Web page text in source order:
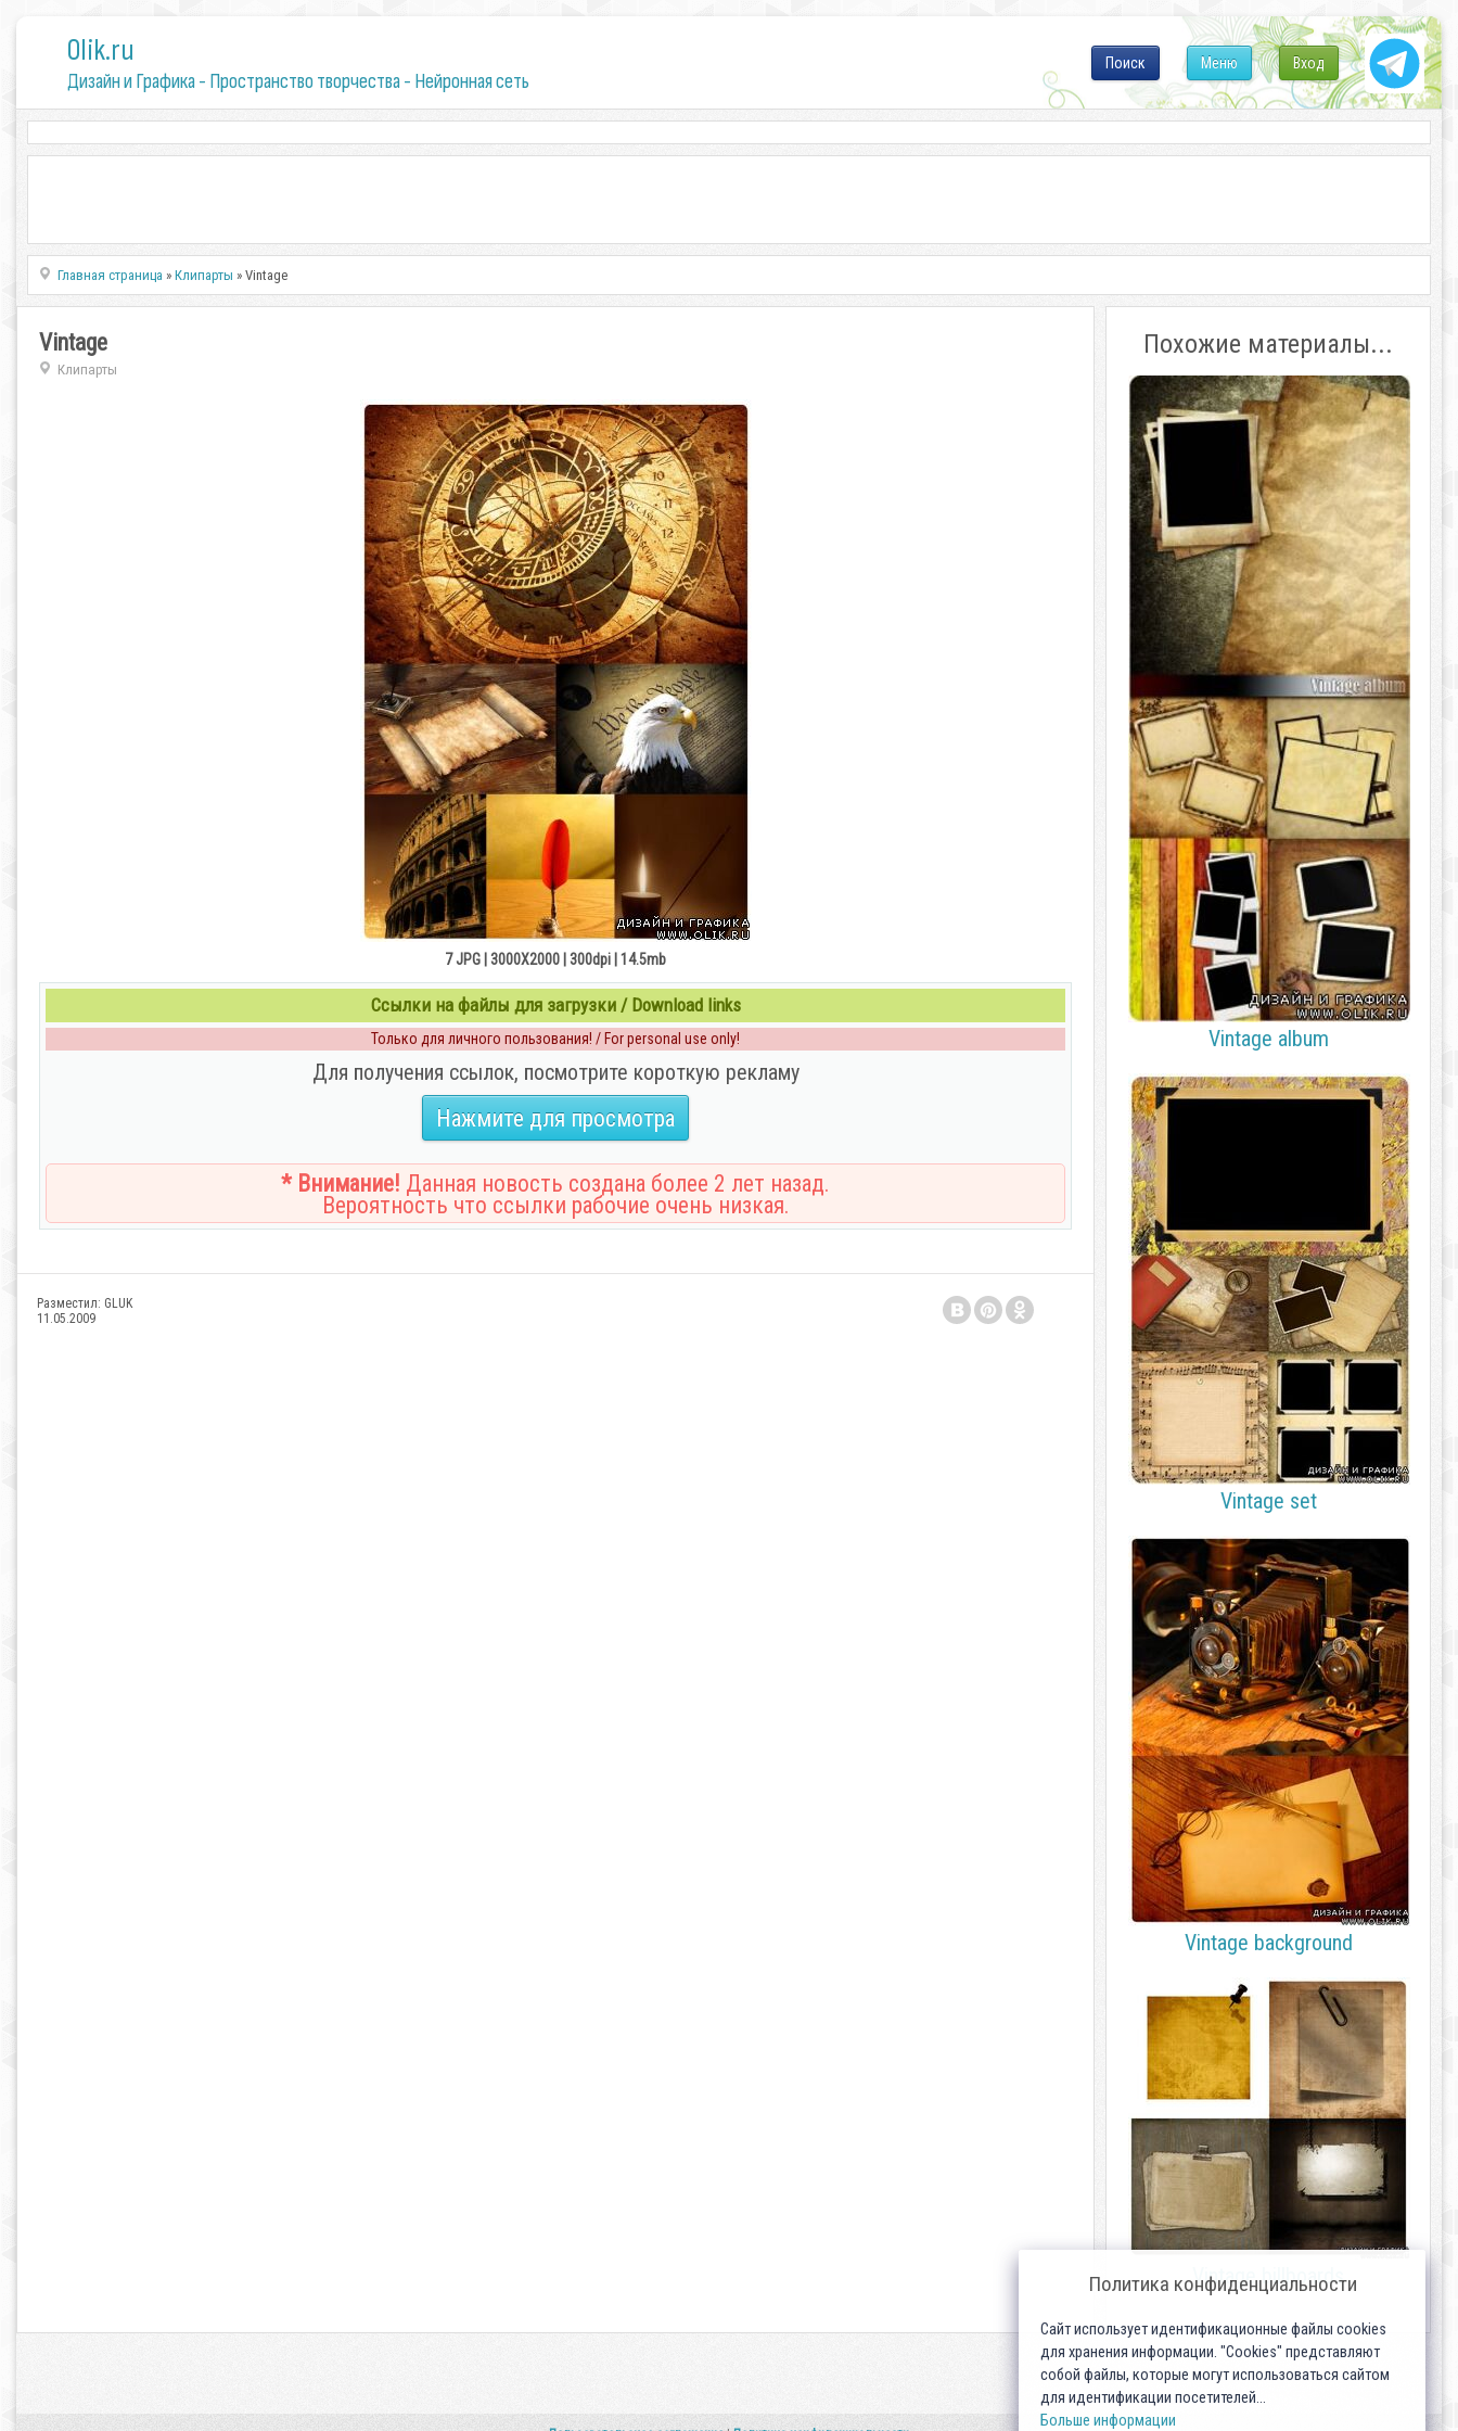
0lik.ru
Дизайн и Графика - Пространство творчества - Нейронная сеть
Вход
Меню
Поиск
Главная страница »Клипарты » Vintage
Vintage
Клипарты
7 JPG | 3000X2000 | 300dpi | 14.5mb
Ссылки на файлы для загрузки / Download links
Только для личного пользования! / For personal use only!
Для получения ссылок, посмотрите короткую рекламу
Нажмите для просмотра
* Внимание! Данная новость создана более 2 лет назад.
Вероятность что ссылки рабочие очень низкая.
Разместил: GLUK
11.05.2009
Похожие материалы...
Vintage album
Vintage set
Vintage background
Vintage billboards
Политика конфиденциальности
Сайт использует идентификационные файлы cookies
для хранения информации. "Cookies" представляют
собой файлы, которые могут использоваться сайтом
для идентификации посетителей...
Больше информации